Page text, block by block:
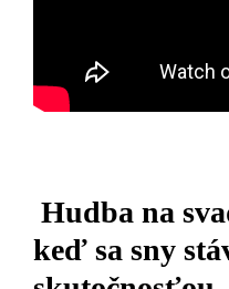
Hudba na
keď sa sny